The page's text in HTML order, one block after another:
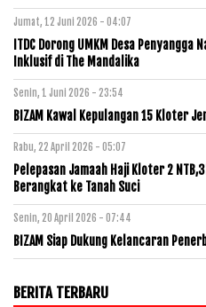
Jumat, 12 Juni 2026 - 04:07
ITDC Dorong UMKM Desa
Inklusif di The Mandalika
Senin, 1 Juni 2026 - 23:54
BIZAM Kawal Kepulangan 15 Kloter
Rabu, 22 April 2026 - 05:07
Pelepasan Jamaah Haji Kloter 2
Berangkat ke Tanah Suci
Senin, 20 April 2026 - 07:44
BIZAM Siap Dukung Kelancaran
BERITA TERBARU